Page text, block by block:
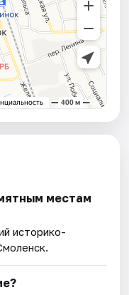
местам
историко-